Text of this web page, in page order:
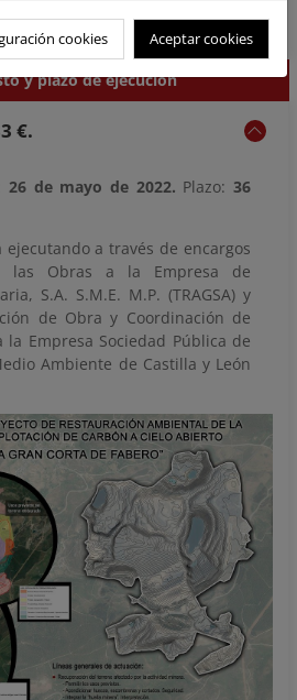
y plazo de ejecución
€.
26 de mayo de 2022. Plazo:36
ejecutando a través de encargos
las Obras a la Empresa de
S.A. S.M.E. M.P. (TRAGSA) y
de Obra y Coordinación de
la Empresa Sociedad Pública de
Ambiente de Castilla y León
cookies Aceptar cookies